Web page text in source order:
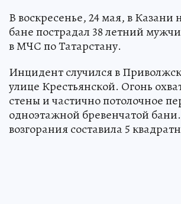
В воскресенье, 24 мая, в Казани
бане пострадал 38 летний
в МЧС по Татарстану.
Инцидент случился в
улице Крестьянской. Огонь
стены и частично потолочное
одноэтажной бревенчатой
возгорания составила 5